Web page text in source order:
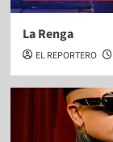
La Renga
EL REPORTERO